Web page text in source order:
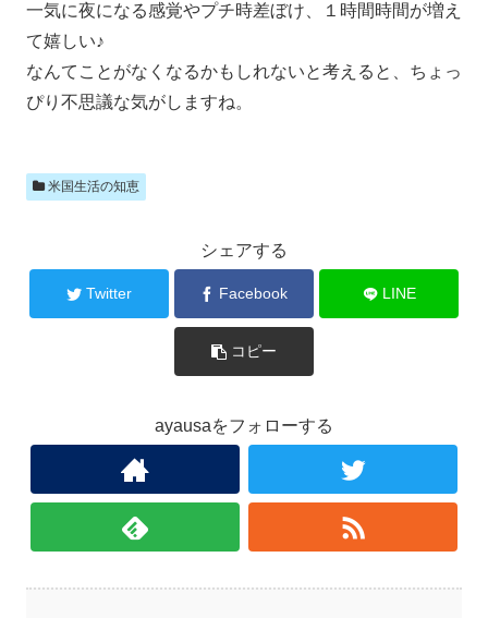
一気に夜になる感覚やプチ時差ぼけ、１時間時間が増え
て嬉しい♪
なんてことがなくなるかもしれないと考えると、ちょっ
ぴり不思議な気がしますね。
米国生活の知恵
シェアする
Twitter Facebook LINE
コピー
ayausaをフォローする